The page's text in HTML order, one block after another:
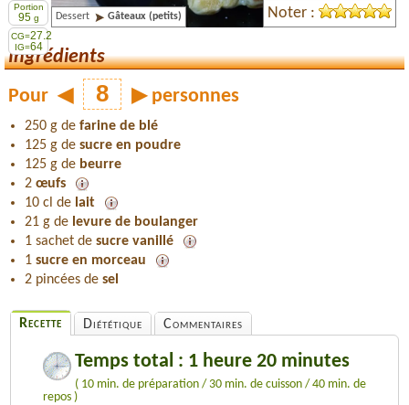
Portion
95g
CG=27.2
IG=64
Dessert Gâteaux (petits) Noter :
Ingrédients
Pour ◀ ▶ personnes
250 g de farine de blé
125 g de sucre en poudre
125 g de beurre
2 œufs
10 cl de lait
21 g de levure de boulanger
1 sachet de sucre vanillé
1 sucre en morceau
2 pincées de sel
Recette Diététique Commentaires
Temps total : 1 heure 20 minutes
( 10 min. de préparation / 30 min. de cuisson / 40 min. de
repos )